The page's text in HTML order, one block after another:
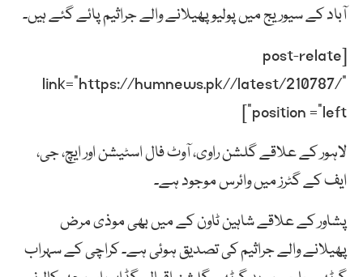
آباد کے سیوریج میں پولیو پھیلانے والے جراثیم پائے گئے ہیں۔
[post-relate
link=”https://humnews.pk//latest/210787/”
position =”left”]
لاہور کے علاقے گلشن راوی، آوٹ فال اسٹیشن اور ایچ، جی،
ایف کے گٹرز میں وائرس موجود ہے۔
پشاور کے علاقے شاہین ٹاون کے میں بھی موذی مرض
پھیلانے والے جراثیم کی تصدیق ہوئی ہے۔ کراچی کے سہراب